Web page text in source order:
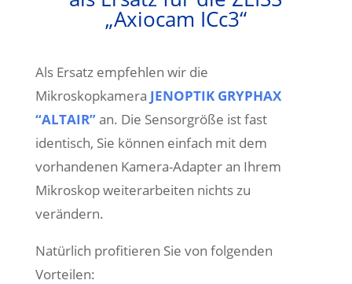
„Axiocam ICc3“
Als Ersatz empfehlen wir die
Mikroskopkamera JENOPTIK GRYPHAX
“ALTAIR”an. Die Sensorgröße ist fast
identisch, Sie können einfach mit dem
vorhandenen Kamera-Adapter an Ihrem
Mikroskop weiterarbeiten nichts zu
verändern.
Natürlich profitieren Sie von folgenden
Vorteilen: